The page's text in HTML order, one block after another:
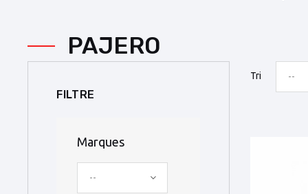
PAJERO
Tri --
FILTRE
Marques
--